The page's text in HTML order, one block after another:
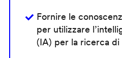
Fornire le
per utilizzare
(IA) per la ricerca di